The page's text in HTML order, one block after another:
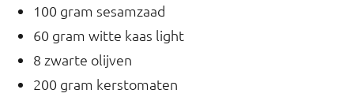
100 gram sesamzaad
60 gram witte kaas light
8 zwarte olijven
200 gram kerstomaten